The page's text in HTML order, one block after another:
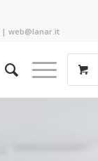
| web@lanar.it